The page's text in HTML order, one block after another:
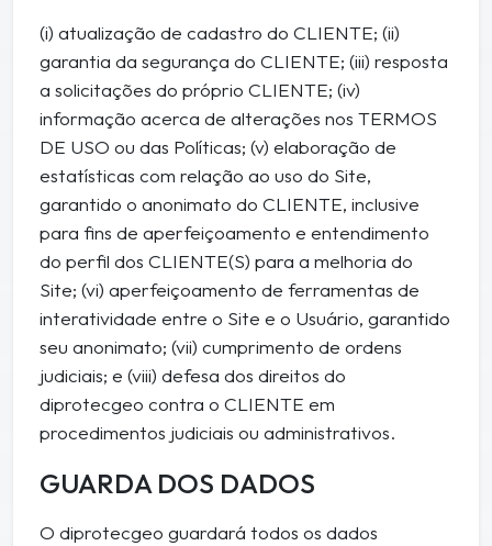
(i) atualização de cadastro do CLIENTE; (ii)
garantia da segurança do CLIENTE; (iii) resposta
a solicitações do próprio CLIENTE; (iv)
informação acerca de alterações nos TERMOS
DE USO ou das Políticas; (v) elaboração de
estatísticas com relação ao uso do Site,
garantido o anonimato do CLIENTE, inclusive
para fins de aperfeiçoamento e entendimento
do perfil dos CLIENTE(S) para a melhoria do
Site; (vi) aperfeiçoamento de ferramentas de
interatividade entre o Site e o Usuário, garantido
seu anonimato; (vii) cumprimento de ordens
judiciais; e (viii) defesa dos direitos do
diprotecgeo contra o CLIENTE em
procedimentos judiciais ou administrativos.
GUARDA DOS DADOS
O diprotecgeo guardará todos os dados